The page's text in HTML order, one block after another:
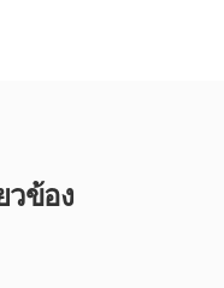
วข้อง